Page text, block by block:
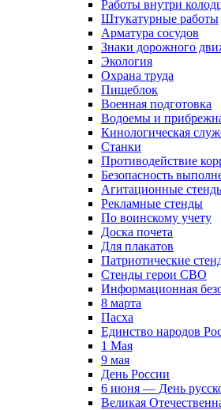
Работы внутри
Штукатурные работы
Арматура сосудов
Знаки дорожного
Экология
Охрана труда
Пищеблок
Военная подготовка
Водоемы и
Кинологическая
Станки
Противодействие
Безопасность
Агитационные
Рекламные стенды
По воинскому учету
Доска почета
Для плакатов
Патриотические
Стенды герои СВО
Информационная
8 марта
Пасха
Единство народов
1 Мая
9 мая
День России
6 июня — День
Великая